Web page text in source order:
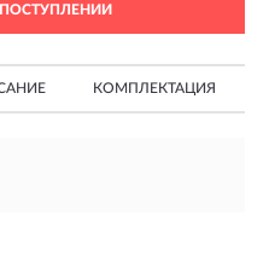
КОМПЛЕКТАЦИЯ